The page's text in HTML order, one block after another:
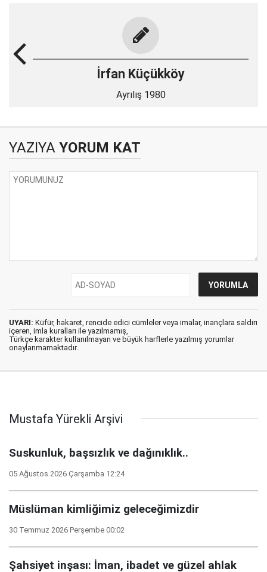
İrfan Küçükköy
Ayrılış 1980
YAZIYA YORUM KAT
UYARI: Küfür, hakaret, rencide edici cümleler veya imalar, inançlara saldırı
içeren, imla kuralları ile yazılmamış,
Türkçe karakter kullanılmayan ve büyük harflerle yazılmış yorumlar
onaylanmamaktadır.
Mustafa Yürekli Arşivi
Suskunluk, başsızlık ve dağınıklık..
05 Ağustos 2026 Çarşamba 12:24
Müslüman kimliğimiz geleceğimizdir
30 Temmuz 2026 Perşembe 00:02
Şahsiyet inşası: İman, ibadet ve güzel ahlak